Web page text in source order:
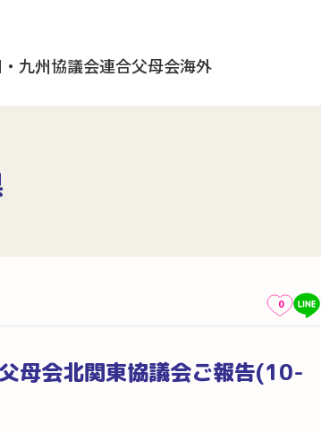
九州協議会連合父母会海外
0
母会北関東協議会ご報告(10-